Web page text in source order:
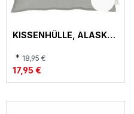
KISSENHÜLLE, ALASKA
* 18,95 €
17,95 €